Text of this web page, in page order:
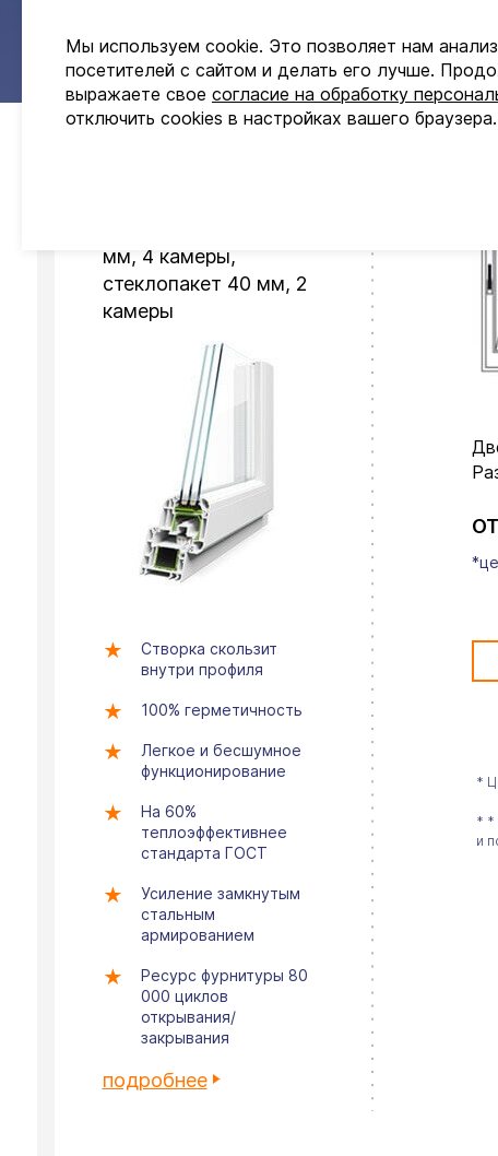
Roto Patio Inowa
Створки их ПВХ до 2 м
руб.
мм, 4 камеры,
стеклопакет 40 мм, 2
камеры
Створка скользит
внутри профиля
100% герметичность
Легкое и бесшумное
функционирование
На 60%
теплоэффективнее
стандарта ГОСТ
Усиление замкнутым
стальным
армированием
Ресурс фурнитуры 80
000 циклов
открывания/
закрывания
подробнее
*
* *
и
Мы используем cookie. Это позволяет нам
посетителей с сайтом и делать его лучше.
выражаете свое согласие на обработку
отключить cookies в настройках вашего браузера.